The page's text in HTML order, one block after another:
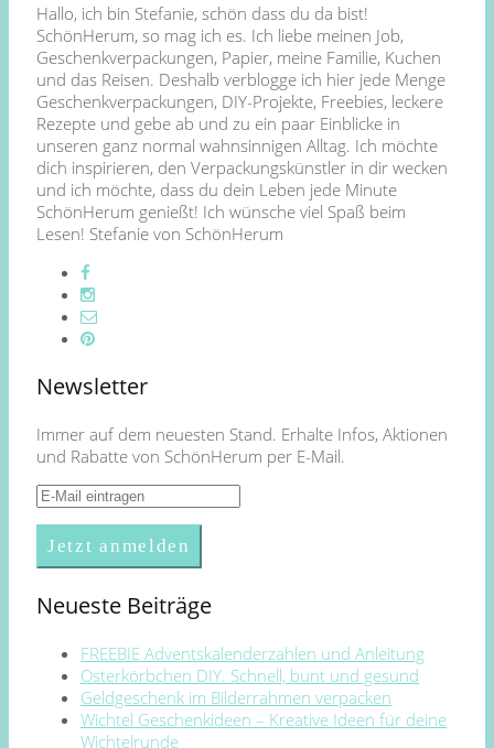
Hallo, ich bin Stefanie, schön dass du da bist!
SchönHerum, so mag ich es. Ich liebe meinen Job,
Geschenkverpackungen, Papier, meine Familie, Kuchen
und das Reisen. Deshalb verblogge ich hier jede Menge
Geschenkverpackungen, DIY-Projekte, Freebies, leckere
Rezepte und gebe ab und zu ein paar Einblicke in
unseren ganz normal wahnsinnigen Alltag. Ich möchte
dich inspirieren, den Verpackungskünstler in dir wecken
und ich möchte, dass du dein Leben jede Minute
SchönHerum genießt! Ich wünsche viel Spaß beim
Lesen! Stefanie von SchönHerum
Newsletter
Immer auf dem neuesten Stand. Erhalte Infos, Aktionen
und Rabatte von SchönHerum per E-Mail.
Neueste Beiträge
FREEBIE Adventskalenderzahlen und Anleitung
Osterkörbchen DIY. Schnell, bunt und gesund
Geldgeschenk im Bilderrahmen verpacken
Wichtel Geschenkideen – Kreative Ideen für deine
Wichtelrunde